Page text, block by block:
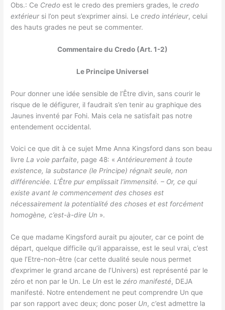
Obs.: Ce Credo est le credo des premiers grades, lecredo
extérieursi l’on peut s’exprimer ainsi. Lecredo intérieur, celui
des hauts grades ne peut se commenter.
Commentaire du Credo (Art. 1-2)
Le Principe Universel
Pour donner une idée sensible de l’Être divin, sans courir le
risque de le défigurer, il faudrait s’en tenir au graphique des
Jaunes inventé par Fohi. Mais cela ne satisfait pas notre
entendement occidental.
Voici ce que dit à ce sujet Mme Anna Kingsford dans son beau
livreLa voie parfaite, page 48: «Antérieurement à toute
existence, la substance (le Principe) régnait seule, non
différenciée. L’Être pur emplissait l’immensité. – Or, ce qui
existe avant le commencement des choses est
nécessairement la potentialité des choses et est forcément
homogène, c’est-à-dire Un ».
Ce que madame Kingsford aurait pu ajouter, car ce point de
départ, quelque difficile qu’il apparaisse, est le seul vrai, c’est
que l’Etre-non-être (car cette dualité seule nous permet
d’exprimer le grand arcane de l’Univers) est représenté par le
zéro et non par le Un. Le Un est lezéro manifesté, DEJA
manifesté. Notre entendement ne peut comprendre Un que
par son rapport avec deux; donc poser Un, c’est admettre la